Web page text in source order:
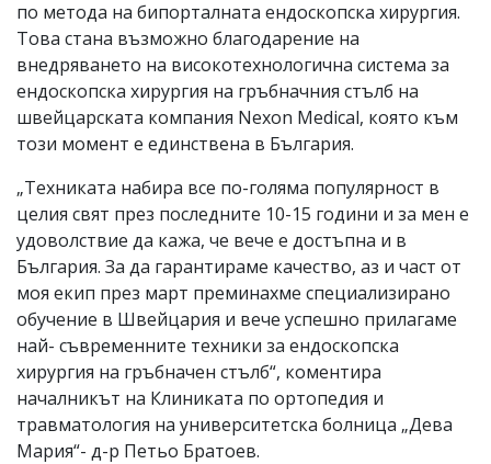
по метода на бипорталната ендоскопска хирургия.
Това стана възможно благодарение на
внедряването на високотехнологична система за
ендоскопска хирургия на гръбначния стълб на
швейцарската компания Nexon Medical, която към
този момент е единствена в България.
„Техниката набира все по-голяма популярност в
целия свят през последните 10-15 години и за мен е
удоволствие да кажа, че вече е достъпна и в
България. За да гарантираме качество, аз и част от
моя екип през март преминахме специализирано
обучение в Швейцария и вече успешно прилагаме
най- съвременните техники за ендоскопска
хирургия на гръбначен стълб“, коментира
началникът на Клиниката по ортопедия и
травматология на университетска болница „Дева
Мария“- д-р Петьо Братоев.